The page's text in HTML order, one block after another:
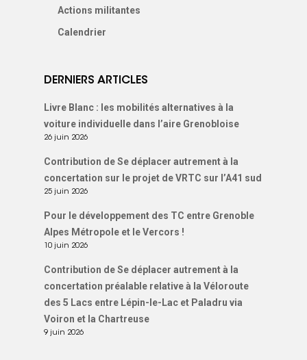
Actions militantes
Calendrier
DERNIERS ARTICLES
Livre Blanc : les mobilités alternatives à la
voiture individuelle dans l’aire Grenobloise
26 juin 2026
Contribution de Se déplacer autrement à la
concertation sur le projet de VRTC sur l’A41 sud
25 juin 2026
Pour le développement des TC entre Grenoble
Alpes Métropole et le Vercors !
10 juin 2026
Contribution de Se déplacer autrement à la
concertation préalable relative à la Véloroute
des 5 Lacs entre Lépin-le-Lac et Paladru via
Voiron et la Chartreuse
9 juin 2026